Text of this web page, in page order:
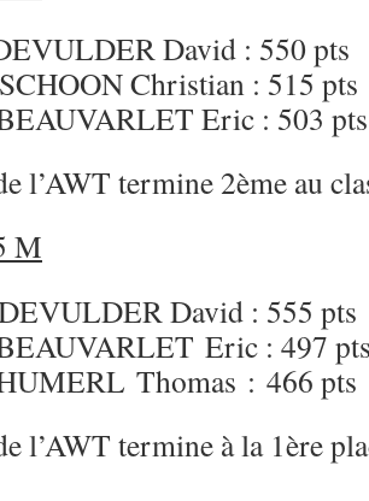
David : 550 pts
Christian : 515 pts
Eric : 503 pts
l’AWT termine 2ème au
M
David : 555 pts
Eric : 497
Thomas : 466 pts
l’AWT termine à la 1ère